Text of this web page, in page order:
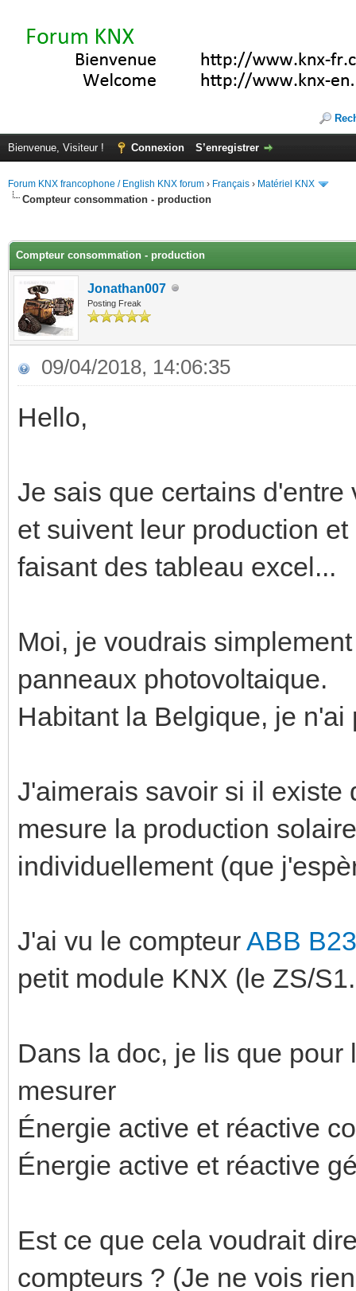
Bienvenue, Visiteur ! Connexion S’enregistrer
Forum KNX francophone / English KNX forum › Français › Matériel KNX
Compteur consommation - production
Compteur consommation - production
Jonathan007
Posting Freak
09/04/2018, 14:06:35
Hello,
Je sais que certains
et suivent leur production
faisant des tableau excel...
Moi, je voudrais
panneaux photovoltaique.
Habitant la Belgique, je n'ai
J'aimerais savoir si il existe
mesure la production
individuellement (que
J'ai vu le compteurABB
petit module KNX (le ZS/
Dans la doc, je lis que
mesurer
Énergie active et réactive
Énergie active et réactive
Est ce que cela voudrait
compteurs ? (Je ne vois